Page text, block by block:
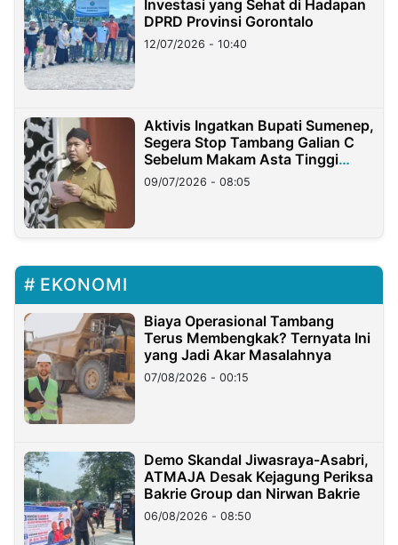
Investasi yang Sehat di Hadapan
DPRD Provinsi Gorontalo
12/07/2026 - 10:40
Aktivis Ingatkan Bupati Sumenep,
Segera Stop Tambang Galian C
Sebelum Makam Asta Tinggi
Longsor
09/07/2026 - 08:05
EKONOMI
Biaya Operasional Tambang
Terus Membengkak? Ternyata Ini
yang Jadi Akar Masalahnya
07/08/2026 - 00:15
Demo Skandal Jiwasraya-Asabri,
ATMAJA Desak Kejagung Periksa
Bakrie Group dan Nirwan Bakrie
06/08/2026 - 08:50